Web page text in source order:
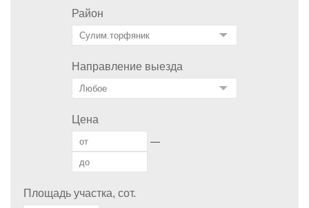
Район
Направление выезда
Цена
—
Площадь участка, сот.